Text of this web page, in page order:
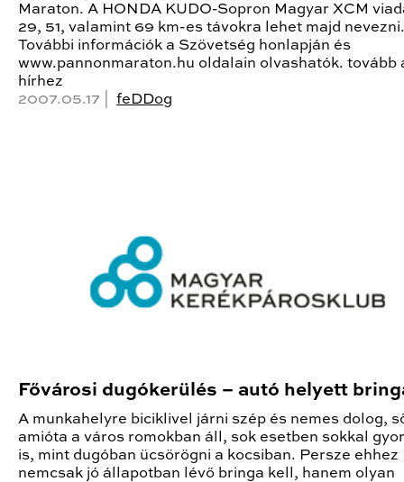
Maraton. A HONDA KUDO-Sopron Magyar XCM
29, 51, valamint 69 km-es távokra lehet majd nevezni.
További információk a Szövetség honlapján és
www.pannonmaraton.hu oldalain olvashatók. tovább
hírhez
2007.05.17 | feDDog
Fővárosi dugókerülés – autó helyett
A munkahelyre biciklivel járni szép és nemes dolog,
amióta a város romokban áll, sok esetben sokkal
is, mint dugóban ücsörögni a kocsiban. Persze ehhez
nemcsak jó állapotban lévő bringa kell, hanem olyan